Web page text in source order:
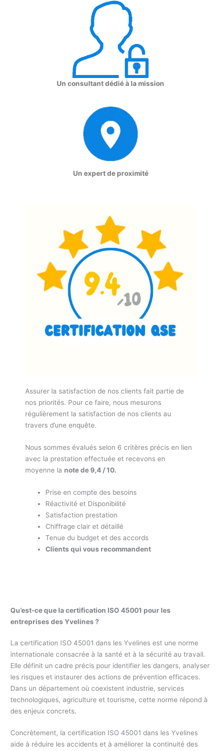
Un consultant dédié à la mission
Un expert de proximité
Assurer la satisfaction de nos clients fait partie de
nos priorités. Pour ce faire, nous mesurons
régulièrement la satisfaction de nos clients au
travers d’une enquête.
Nous sommes évalués selon 6 critères précis en lien
avec la prestation effectuée et recevons en
moyenne la note de 9,4 / 10.
Prise en compte des besoins
Réactivité et Disponibilité
Satisfaction prestation
Chiffrage clair et détaillé
Tenue du budget et des accords
Clients qui vous recommandent
Qu’est-ce que la certification ISO 45001 pour les
entreprises des Yvelines ?
La certification ISO 45001 dans les Yvelines est une norme
internationale consacrée à la santé et à la sécurité au travail.
Elle définit un cadre précis pour identifier les dangers, analyser
les risques et instaurer des actions de prévention efficaces.
Dans un département où coexistent industrie, services
technologiques, agriculture et tourisme, cette norme répond à
des enjeux concrets.
Concrètement, la certification ISO 45001 dans les Yvelines
aide à réduire les accidents et à améliorer la continuité des